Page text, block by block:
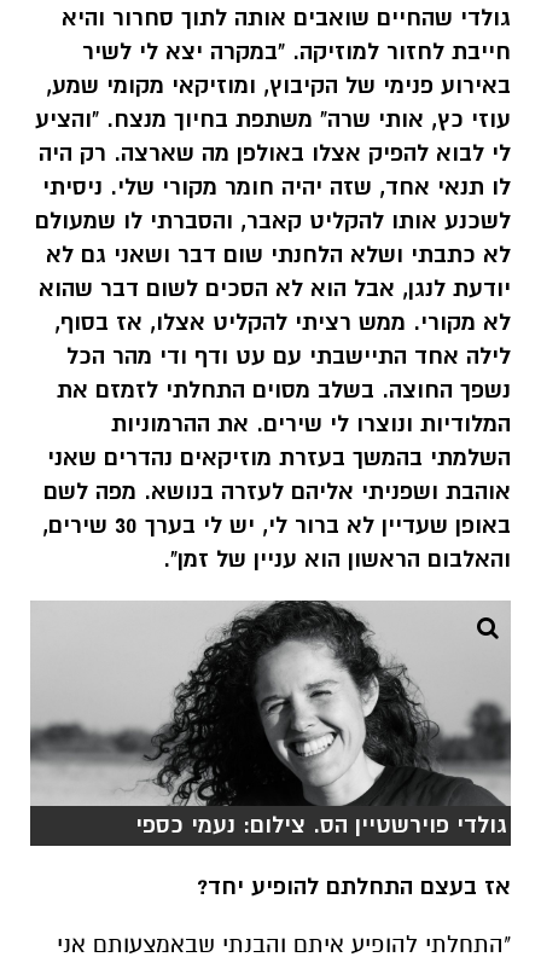
גולדי שהחיים שואבים אותה לתוך סחרור והיא
חייבת לחזור למוזיקה. "במקרה יצא לי לשיר
באירוע פנימי של הקיבוץ, ומוזיקאי מקומי שמע,
עוזי כץ, אותי שרה" משתפת בחיוך מנצח. "והציע
לי לבוא להפיק אצלו באולפן מה שארצה. רק היה
לו תנאי אחד, שזה יהיה חומר מקורי שלי. ניסיתי
לשכנע אותו להקליט קאבר, והסברתי לו שמעולם
לא כתבתי ושלא הלחנתי שום דבר ושאני גם לא
יודעת לנגן, אבל הוא לא הסכים לשום דבר שהוא
לא מקורי. ממש רציתי להקליט אצלו, אז בסוף,
לילה אחד התיישבתי עם עט ודף ודי מהר הכל
נשפך החוצה. בשלב מסוים התחלתי לזמזם את
המלודיות ונוצרו לי שירים. את ההרמוניות
השלמתי בהמשך בעזרת מוזיקאים נהדרים שאני
אוהבת ושפניתי אליהם לעזרה בנושא. מפה לשם
באופן שעדיין לא ברור לי, יש לי בערך 30 שירים,
והאלבום הראשון הוא עניין של זמן".
גולדי פוירשטיין הס. צילום: נעמי כספי
אז בעצם התחלתם להופיע יחד?
"התחלתי להופיע איתם והבנתי שבאמצעותם אני